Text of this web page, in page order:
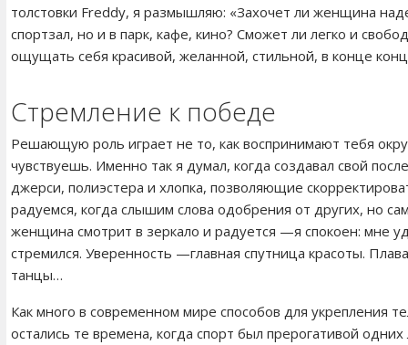
толстовки Freddy, я размышляю: «Захочет ли женщина
спортзал, но и в парк, кафе, кино? Сможет ли легко и
ощущать себя красивой, желанной, стильной, в конце
Стремление к победе
Решающую роль играет не то, как воспринимают тебя
чувствуешь. Именно так я думал, когда создавал свой
джерси, полиэстера и хлопка, позволяющие
радуемся, когда слышим слова одобрения от других, но
женщина смотрит в зеркало и радуется —я спокоен: мне
стремился. Уверенность —главная спутница красоты.
танцы…
Как много в современном мире способов для укрепления
остались те времена, когда спорт был прерогативой